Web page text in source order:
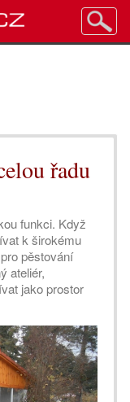
řadu
funkci. Když
k širokému
pěstování
ateliér,
jako prostor